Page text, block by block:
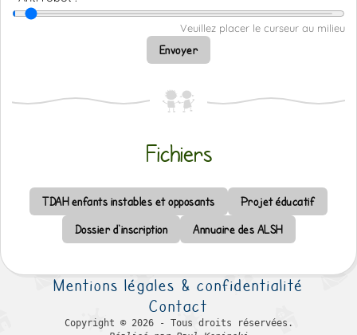
Veuillez placer le curseur au milieu
Envoyer
Fichiers
TDAH enfants instables et opposants
Projet éducatif
Dossier d'inscription
Annuaire des ALSH
Mentions légales & confidentialité
Contact
Copyright © 2026 - Tous droits réservées.